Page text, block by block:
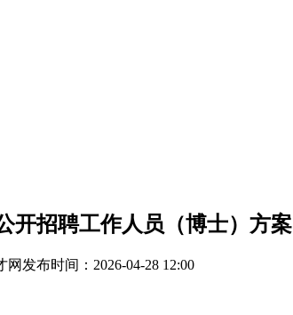
开招聘工作人员（博士）方案
网 发布时间：2026-04-28 12:00